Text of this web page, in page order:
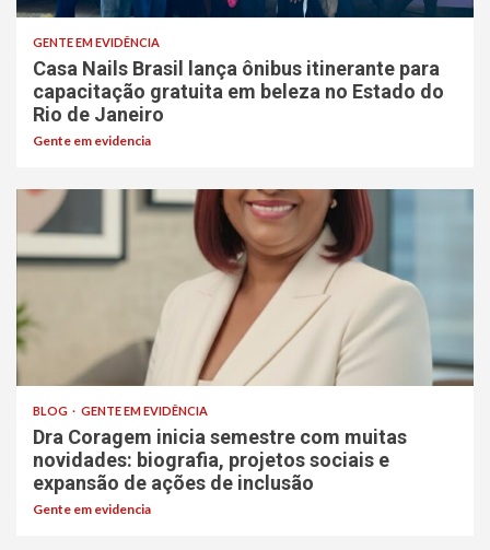
GENTE EM EVIDÊNCIA
Casa Nails Brasil lança ônibus itinerante para
capacitação gratuita em beleza no Estado do
Rio de Janeiro
Gente em evidencia
BLOG GENTE EM EVIDÊNCIA
Dra Coragem inicia semestre com muitas
novidades: biografia, projetos sociais e
expansão de ações de inclusão
Gente em evidencia